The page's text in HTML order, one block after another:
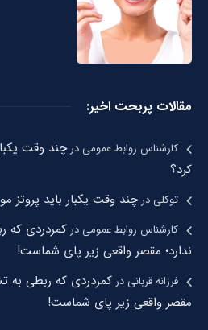
مقالات پربحت اخیر:
کارشناس روابط عمومیدرچند وقت
کرد؟
توکلیدرچند وقت یکبار باید پروتز
کارشناس روابط عمومیدر کمردردی که
ندارد؛ مقصر واقعی زیر پای شماست!
فرزانه قربانیدر کمردردی که ربطی به
مقصر واقعی زیر پای شماست!